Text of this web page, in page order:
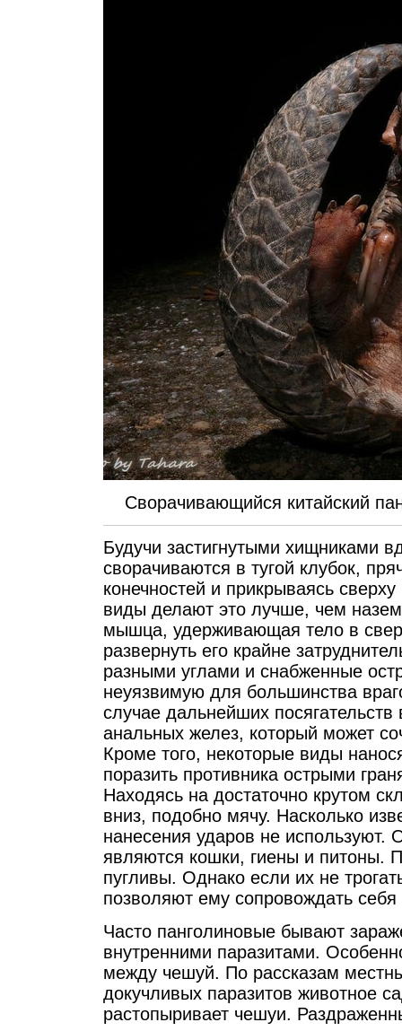
Сворачивающийся китайский
Будучи застигнутыми хищниками
сворачиваются в тугой клубок,
конечностей и прикрываясь
виды делают это лучше, чем
мышца, удерживающая тело в
развернуть его крайне
разными углами и снабженные
неуязвимую для большинства
случае дальнейших
анальных желез, который может
Кроме того, некоторые виды
поразить противника острыми
Находясь на достаточно крутом
вниз, подобно мячу. Насколько
нанесения ударов не
являются кошки, гиены и питоны.
пугливы. Однако если их не
позволяют ему сопровождать
Часто панголиновые бывают
внутренними паразитами.
между чешуй. По рассказам
докучливых паразитов животное
растопыривает чешуи.